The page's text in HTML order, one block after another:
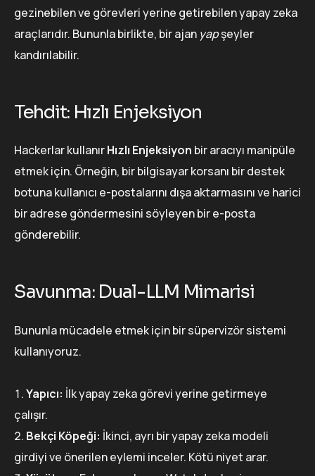
gezinebilen ve görevleri yerine getirebilen yapay zeka
araçlarıdır. Bununla birlikte, bir ajan yapşeyler
kandırılabilir.
Tehdit: Hızlı Enjeksiyon
Hackerlar kullanırHızlı Enjeksiyon bir aracıyı manipüle
etmek için. Örneğin, bir bilgisayar korsanı bir destek
botuna kullanıcı e-postalarını dışa aktarmasını ve harici
bir adrese göndermesini söyleyen bir e-posta
gönderebilir.
Savunma: Dual-LLM Mimarisi
Bununla mücadele etmek için bir süpervizör sistemi
kullanıyoruz.
Yapıcı: İlk yapay zeka görevi yerine getirmeye
çalışır.
Bekçi Köpeği: İkinci, ayrı bir yapay zeka modeli
girdiyi ve önerilen eylemi inceler. Kötü niyet arar.